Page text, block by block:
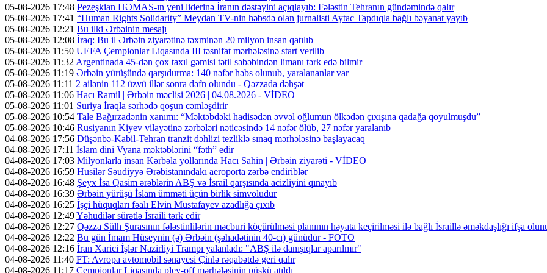
05-08-2026 17:48 Pezeşkian HƏMAS-ın yeni liderinə İranın dəstəyini açıqlayıb: Fələstin Tehranın gündəmində qalır
05-08-2026 17:41 “Human Rights Solidarity” Meydan TV-nin həbsdə olan jurnalisti Aytac Tapdıqla bağlı bəyanat yayıb
05-08-2026 12:21 Bu ilki Ərbəinin mesajı
05-08-2026 12:08 İraq: Bu il Ərbəin ziyarətinə təxminən 20 milyon insan qatılıb
05-08-2026 11:50 UEFA Çempionlar Liqasında III təsnifat mərhələsinə start verilib
05-08-2026 11:32 Argentinada 45-dən çox taxıl gəmisi tətil səbəbindən limanı tərk edə bilmir
05-08-2026 11:19 Ərbəin yürüşündə qarşıdurma: 140 nəfər həbs olunub, yaralananlar var
05-08-2026 11:11 2 ailənin 112 üzvü illər sonra dəfn olundu - Qəzzada dəhşət
05-08-2026 11:06 Hacı Ramil | Ərbəin məclisi 2026 | 04.08.2026 - VİDEO
05-08-2026 11:01 Suriya İraqla sərhədə qoşun cəmləşdirir
05-08-2026 10:54 Tale Bağırzadənin xanımı: “Məktəbdəki hadisədən əvvəl oğlumun ölkədən çıxışına qadağa qoyulmuşdu”
05-08-2026 10:46 Rusiyanın Kiyev vilayətinə zərbələri nəticəsində 14 nəfər ölüb, 27 nəfər yaralanıb
04-08-2026 17:56 Düşənbə-Kabil-Tehran tranzit dəhlizi tezliklə sınaq mərhələsinə başlayacaq
04-08-2026 17:11 İslam dini Vyana məktəblərini “fəth” edir
04-08-2026 17:03 Milyonlarla insan Kərbəla yollarında Hacı Sahin | Ərbəin ziyarəti - VİDEO
04-08-2026 16:59 Husilər Səudiyyə Ərəbistanındakı aeroporta zərbə endiriblər
04-08-2026 16:48 Şeyx İsa Qasim ərəblərin ABŞ və İsrail qarşısında acizliyini qınayıb
04-08-2026 16:39 Ərbəin yürüşü İslam ümməti üçün birlik simvoludur
04-08-2026 16:25 İşçi hüquqları fəalı Elvin Mustafayev azadlığa çıxıb
04-08-2026 12:49Yəhudilər sürətlə İsraili tərk edir
04-08-2026 12:27 Qəzza Sülh Şurasının fələstinlilərin məcburi köçürülməsi planının həyata keçirilməsi ilə bağlı İsraillə əməkdaşlığı ifşa
04-08-2026 12:22 Bu gün İmam Hüseynin (ə) Ərbəin (şəhadətinin 40-cı) günüdür - FOTO
04-08-2026 12:16 İran Xarici İşlər Nazirliyi Trampı yalanladı: "ABŞ ilə danışıqlar aparılmır"
04-08-2026 11:40 FT: Avropa avtomobil sənayesi Çinlə rəqabətdə geri qalır
04-08-2026 11:17 Çempionlar Liqasında pley-off mərhələsinin püşkü atıldı